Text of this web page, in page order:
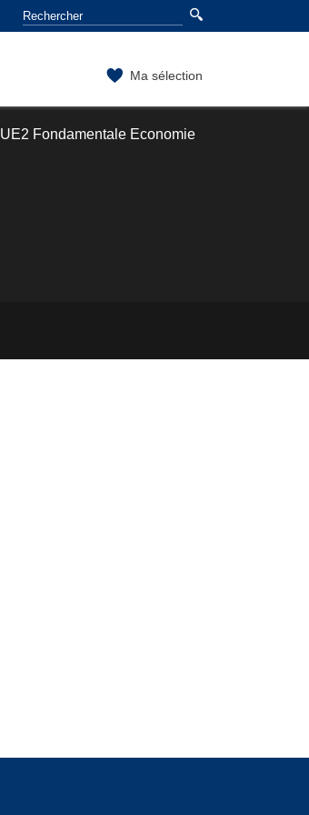
Ma sélection
UE2 Fondamentale Economie